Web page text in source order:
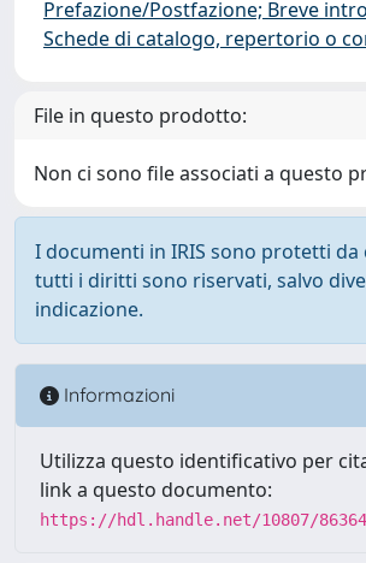
Prefazione/Postfazione; Breve
Schede di catalogo, repertorio o
File in questo prodotto:
Non ci sono file associati a questo
I documenti in IRIS sono protetti
tutti i diritti sono riservati, salvo
indicazione.
Informazioni
Utilizza questo identificativo per
link a questo documento:
https://hdl.handle.net/10807/86364